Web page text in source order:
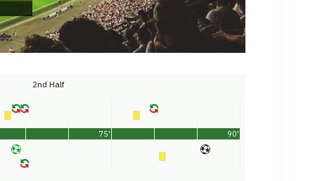
2nd Half
90'
75'